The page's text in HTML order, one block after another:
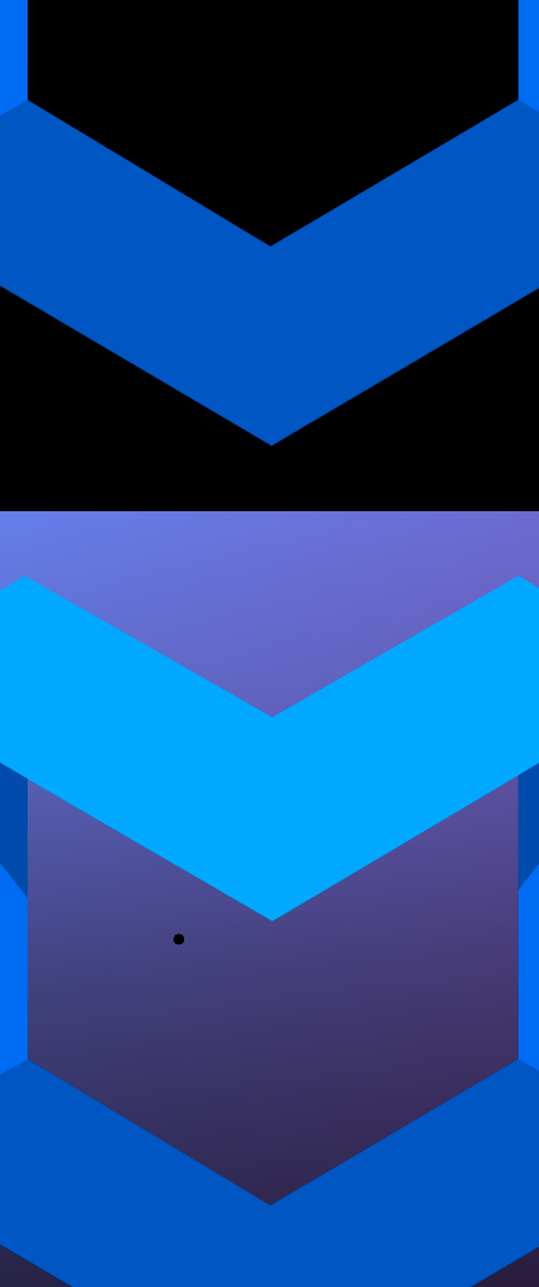
Triathlon: Por que ter o seu?
Descubra como um aplicativo de treinos
personalizado pode transformar sua carreira e
criar uma comunidade de resultados.